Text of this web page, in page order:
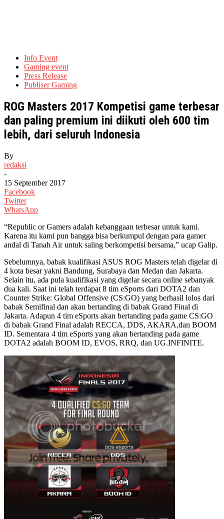
Info Event
Gaming event
Press Release
Publiser Gaming
ROG Masters 2017 Kompetisi game terbesar
dan paling premium ini diikuti oleh 600 tim
lebih, dari seluruh Indonesia
By
redaksi
-
15 September 2017
Facebook
Twitter
WhatsApp
“Republic or Gamers adalah kebanggaan terbesar untuk kami.
Karena itu kami pun bangga bisa berkumpul dengan para gamer
andal di Tanah Air untuk saling berkompetisi bersama,” ucap Galip.
Sebelumnya, babak kualifikasi ASUS ROG Masters telah digelar di
4 kota besar yakni Bandung, Surabaya dan Medan dan Jakarta.
Selain itu, ada pula kualifikasi yang digelar secara online sebanyak
dua kali. Saat ini telah terdapat 8 tim eSports dari DOTA2 dan
Counter Strike: Global Offensive (CS:GO) yang berhasil lolos dari
babak Semifinal dan akan bertanding di babak Grand Final di
Jakarta. Adapun 4 tim eSports akan bertanding pada game CS:GO
di babak Grand Final adalah RECCA, DDS, AKARA,dan BOOM
ID. Sementara 4 tim eSports yang akan bertanding pada game
DOTA2 adalah BOOM ID, EVOS, RRQ, dan UG.INFINITE.